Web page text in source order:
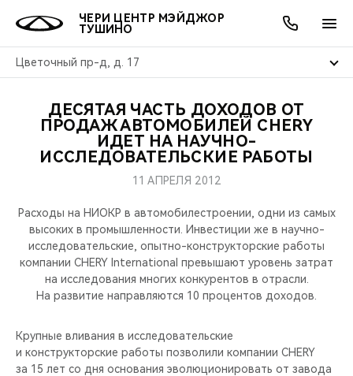
ЧЕРИ ЦЕНТР МЭЙДЖОР
ТУШИНО
Цветочный пр-д, д. 17
МОДЕЛИ
ВСЕ МОДЕЛИ
СЕДАНЫ
НОВИНКИ
ПОКУПАТЕЛЯМ
ВЫБОР И ПОКУПКА
ВЛАДЕЛЬЦАМ
СЕРВИС
ПОДДЕРЖКА
CHERY CONNECT
МИР CHERY
АКСЕССУАРЫ
CHERY В СОЦСЕТЯХ
ЛЮДИ CHERY
CHERY REMOTE
АКЦИИ
ВЫГОДЫ И АКЦИИ
ОНЛАЙН СЕРВИСЫ
ВЫБОР И ПОКУПКА
О КОМПАНИИ
О НАС
ДЕСЯТАЯ ЧАСТЬ ДОХОДОВ ОТ
ПРОДАЖ АВТОМОБИЛЕЙ CHERY
ИДЕТ НА НАУЧНО-
ИССЛЕДОВАТЕЛЬСКИЕ РАБОТЫ
11 АПРЕЛЯ 2012
Расходы на НИОКР в автомобилестроении, одни из самых
высоких в промышленности. Инвестиции же в научно-
исследовательские, опытно-конструкторские работы
компании CHERY International превышают уровень затрат
на исследования многих конкурентов в отрасли.
На развитие направляются 10 процентов доходов.
Крупные вливания в исследовательские
и конструкторские работы позволили компании CHERY
за 15 лет со дня основания эволюционировать от завода